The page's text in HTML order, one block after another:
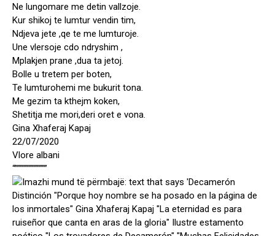
Ne lungomare me detin vallzoje.
Kur shikoj te lumtur vendin tim,
Ndjeva jete ,qe te me lumturoje.
Une vlersoje cdo ndryshim ,
Mplakjen prane ,dua ta jetoj.
Bolle u tretem per boten,
Te lumturohemi me bukurit tona.
Me gezim ta kthejm koken,
Shetitja me mori,deri oret e vona.
Gina Xhaferaj Kapaj
22/07/2020
Vlore albani
“”””””””””””””